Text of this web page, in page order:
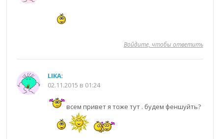
Войдите, чтобы ответить
LIKA:
02.11.2015 в 01:24
всем привет я тоже тут . будем феншуйть?